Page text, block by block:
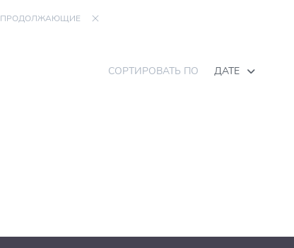
ПРОДОЛЖАЮЩИЕ
СОРТИРОВАТЬ ПО ДАТЕ